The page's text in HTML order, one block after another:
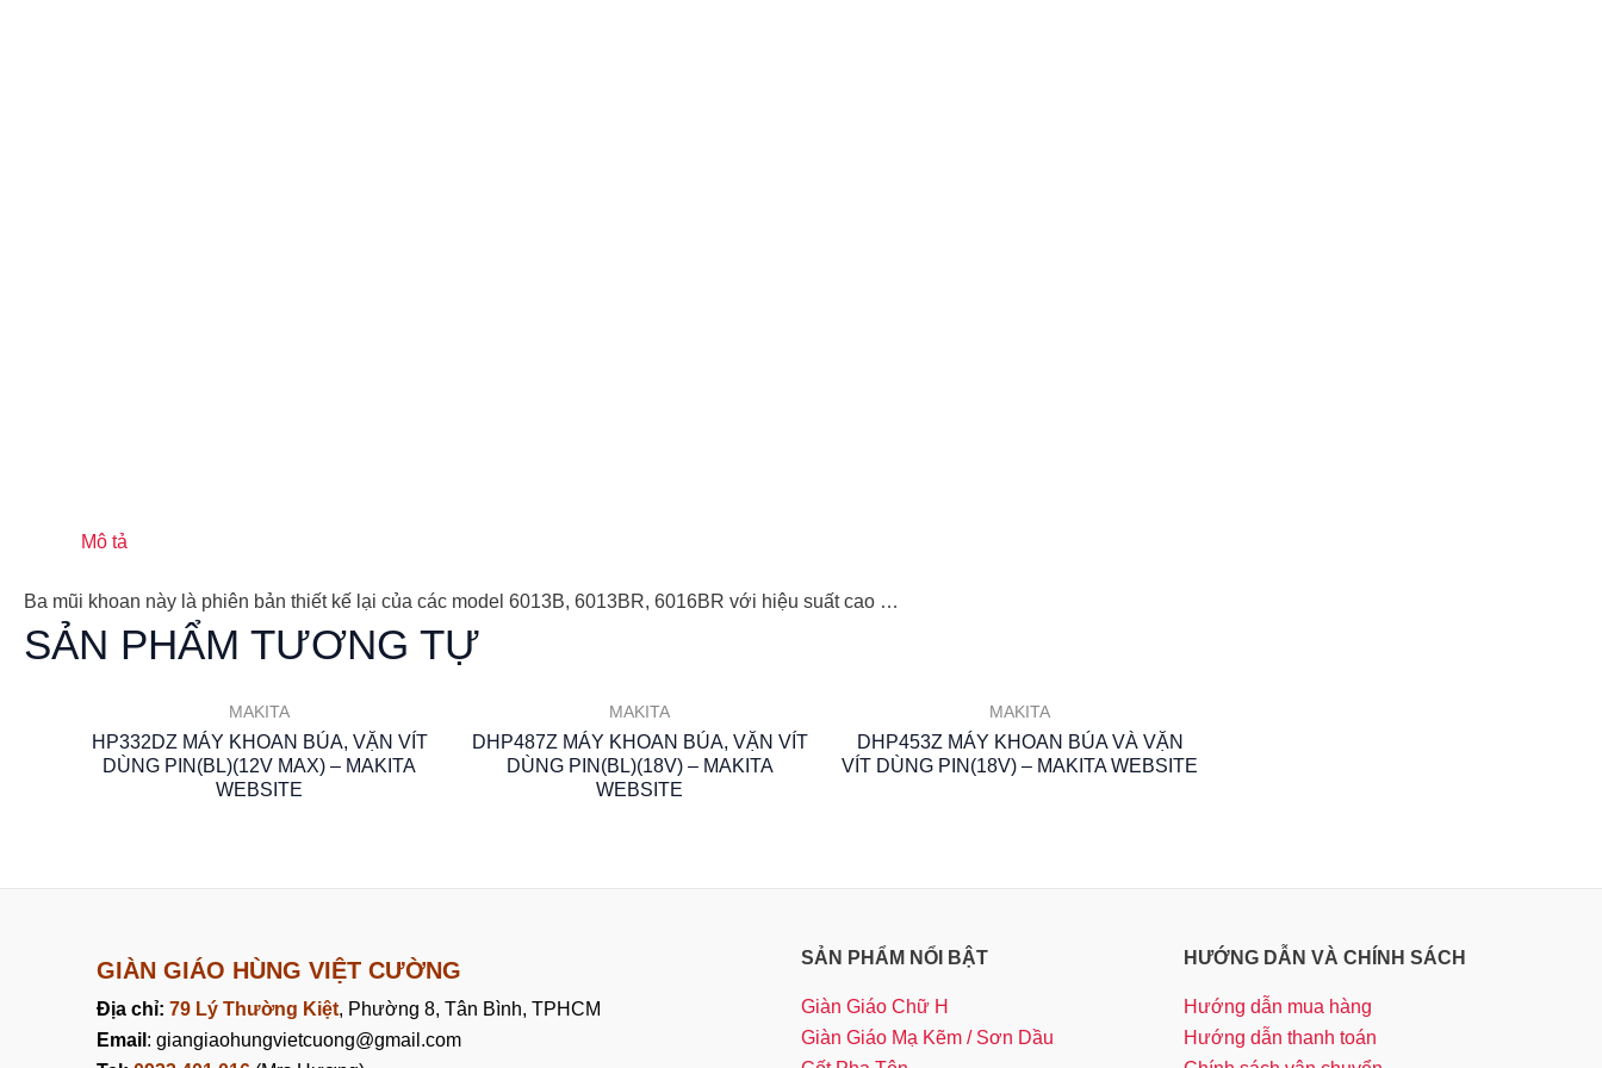
Mô tả
Ba mũi khoan này là phiên bản thiết kế lại của các model 6013B, 6013BR, 6016BR với hiệu suất cao …
SẢN PHẨM TƯƠNG TỰ
MAKITA
HP332DZ MÁY KHOAN BÚA, VẶN VÍT
DÙNG PIN(BL)(12V MAX) – MAKITA
WEBSITE
MAKITA
DHP487Z MÁY KHOAN BÚA, VẶN VÍT
DÙNG PIN(BL)(18V) – MAKITA
WEBSITE
MAKITA
DHP453Z MÁY KHOAN BÚA VÀ VẶN
VÍT DÙNG PIN(18V) – MAKITA WEBSITE
GIÀN GIÁO HÙNG VIỆT CƯỜNG
Địa chỉ: 79 Lý Thường Kiệt, Phường 8, Tân Bình, TPHCM
Email : giangiaohungvietcuong@gmail.com
SẢN PHẨM NỔI BẬT
Giàn Giáo Chữ H
Giàn Giáo Mạ Kẽm / Sơn Dầu
HƯỚNG DẪN VÀ CHÍNH SÁCH
Hướng dẫn mua hàng
Hướng dẫn thanh toán